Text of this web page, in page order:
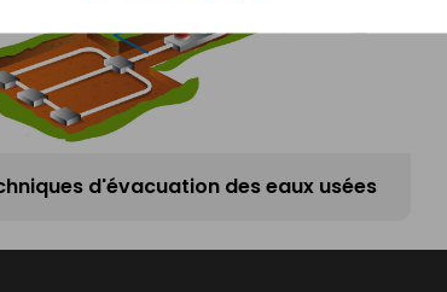
d'évacuation des eaux usées